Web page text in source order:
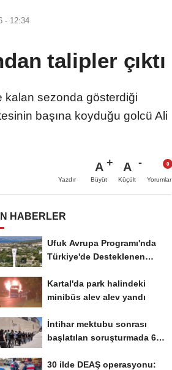
- 12:34
talipler çıktı
kalan sezonda gösterdiği
başına koyduğu golcü Ali
Yazdır
A
Büyüt
A
Küçült Yorumlar
HABERLER
Ufuk Avrupa Programı'nda
Türkiye'de Desteklenen
Kartal'da park halindeki
minibüs alev alev yandı
İntihar mektubu sonrası
başlatılan soruşturmada 6
30 ilde DEAŞ operasyonu: